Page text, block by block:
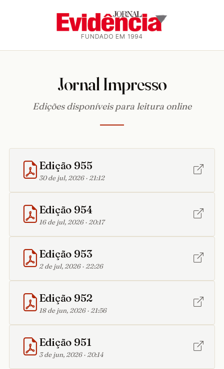
FUNDADO EM 1994
Jornal Impresso
Edições disponíveis para leitura online
Edição 955
30 de jul, 2026 · 21:12
Edição 954
16 de jul, 2026 · 20:17
Edição 953
2 de jul, 2026 · 22:26
Edição 952
18 de jun, 2026 · 21:56
Edição 951
3 de jun, 2026 · 20:14